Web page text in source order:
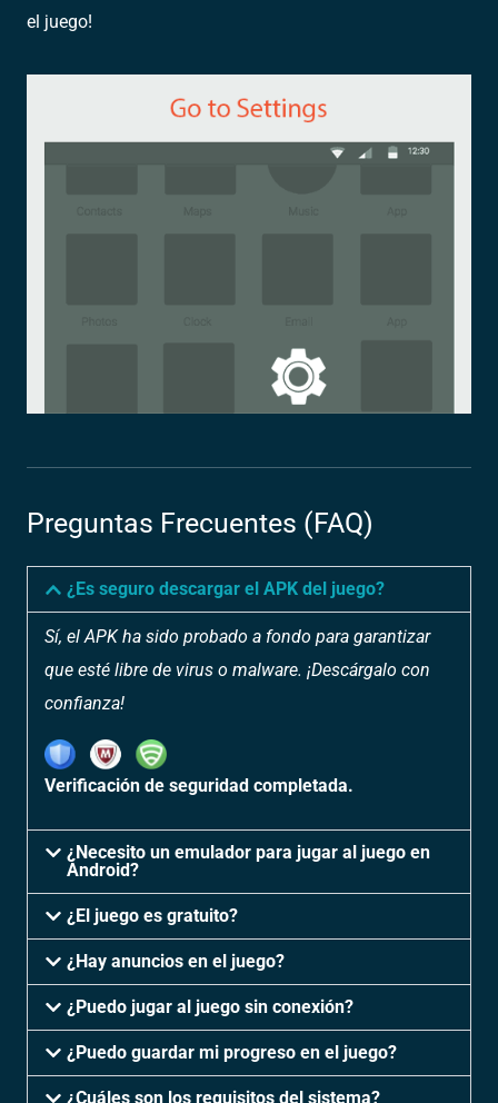
el juego!
Preguntas Frecuentes (FAQ)
¿Es seguro descargar el APK del juego?
Sí, el APK ha sido probado a fondo para garantizar
que esté libre de virus o malware. ¡Descárgalo con
confianza!
Verificación de seguridad completada.
¿Necesito un emulador para jugar al juego en
Android?
¿El juego es gratuito?
¿Hay anuncios en el juego?
¿Puedo jugar al juego sin conexión?
¿Puedo guardar mi progreso en el juego?
¿Cuáles son los requisitos del sistema?